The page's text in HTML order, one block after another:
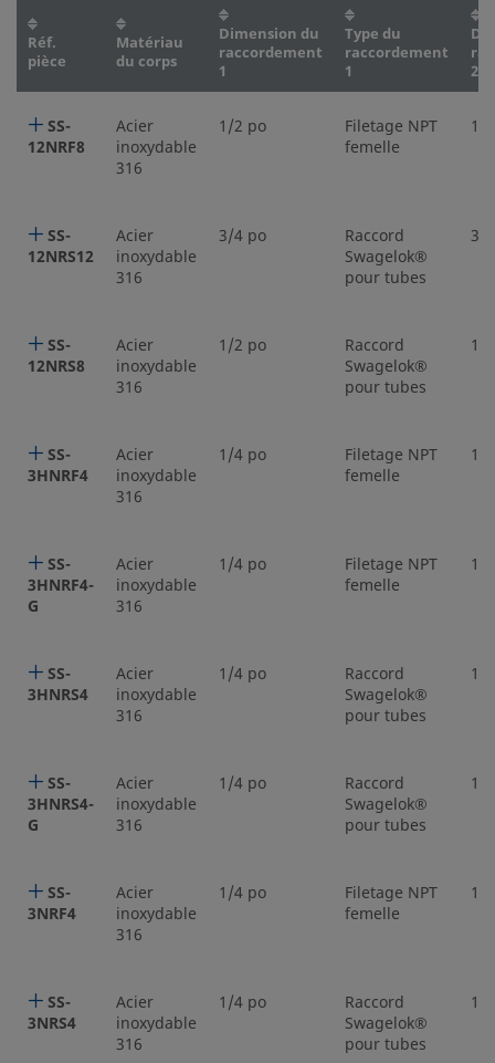
Réf.
pièce
Matériau
du corps
Dimension du
raccordement
1
Type du
raccordement
1
2
SS-
12NRF8
Acier
inoxydable
316
1/2 po
Filetage NPT
femelle
1/
SS-
12NRS12
Acier
inoxydable
316
3/4 po
Raccord
Swagelok®
pour tubes
3/
SS-
12NRS8
Acier
inoxydable
316
1/2 po
Raccord
Swagelok®
pour tubes
1/
SS-
3HNRF4
Acier
inoxydable
316
1/4 po
Filetage NPT
femelle
1/
SS-
3HNRF4-
G
Acier
inoxydable
316
1/4 po
Filetage NPT
femelle
1/
SS-
3HNRS4
Acier
inoxydable
316
1/4 po
Raccord
Swagelok®
pour tubes
1/
SS-
3HNRS4-
G
Acier
inoxydable
316
1/4 po
Raccord
Swagelok®
pour tubes
1/
SS-
3NRF4
Acier
inoxydable
316
1/4 po
Filetage NPT
femelle
1/
SS-
3NRS4
Acier
inoxydable
316
1/4 po
Raccord
Swagelok®
pour tubes
1/